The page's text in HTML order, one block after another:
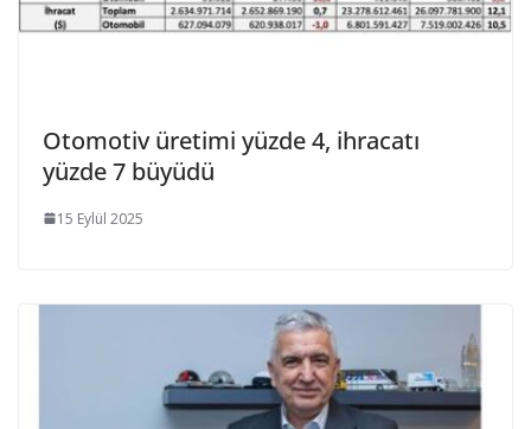
Otomotiv üretimi yüzde 4, ihracatı
yüzde 7 büyüdü
15 Eylül 2025